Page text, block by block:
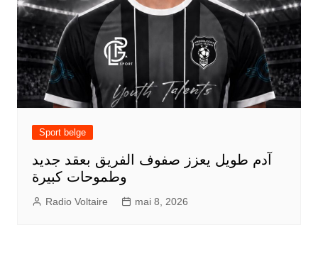
Sport belge
آدم طويل يعزز صفوف الفريق بعقد جديد
وطموحات كبيرة
Radio Voltaire mai 8, 2026